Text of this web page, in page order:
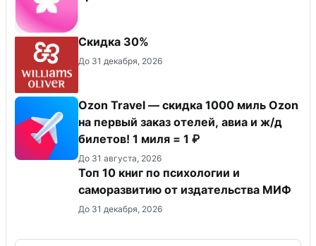
Скидка 30%
До 31 декабря, 2026
Ozon Travel — скидка 1000 миль Ozon
на первый заказ отелей, авиа и ж/д
билетов! 1 миля = 1 ₽
До 31 августа, 2026
Топ 10 книг по психологии и
саморазвитию от издательства МИФ
До 31 декабря, 2026